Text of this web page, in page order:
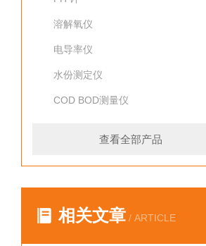
溶解氧仪
电导率仪
水份测定仪
COD BOD测量仪
查看全部产品
相关文章 / ARTICLE